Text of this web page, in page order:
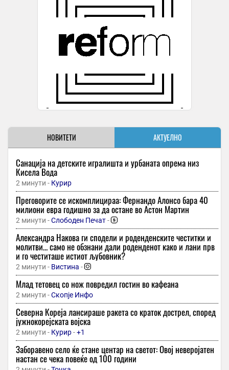
НОВИТЕТИ АКТУЕЛНО
Санација на детските игралишта и урбаната опрема низ
Кисела Вода
2 минути - Курир
Преговорите се искомплицираа: Фернандо Алонсо бара 40
милиони евра годишно за да остане во Астон Мартин
2 минути -Слободен Печат-
Александра Накова ги сподели и роденденските честитки и
молитви… само не обзнани дали роденденот како и лани прв
и го честиташе истиот љубовник?
2 минути - Вистина -
Млад тетовец со нож повредил гостин во кафеана
2 минути -Скопје Инфо
Северна Кореја лансираше ракета со краток дострел, според
јужнокорејската војска
2 минути - Курир-+1
Заборавено село ќе стане центар на светот: Овој неверојатен
настан се чека повеќе од 100 години